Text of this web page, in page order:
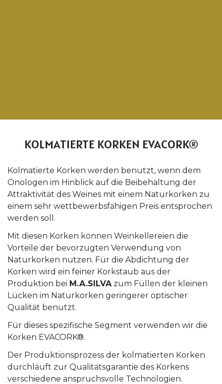
KOLMATIERTE KORKEN EVACORK®
Kolmatierte Korken werden benutzt, wenn dem
Önologen im Hinblick auf die Beibehaltung der
Attraktivität des Weines mit einem Naturkorken zu
einem sehr wettbewerbsfähigen Preis entsprochen
werden soll.
Mit diesen Korken können Weinkellereien die
Vorteile der bevorzugten Verwendung von
Naturkorken nutzen. Für die Abdichtung der
Korken wird ein feiner Korkstaub aus der
Produktion bei M.A.SILVAzum Füllen der kleinen
Lücken im Naturkorken geringerer optischer
Qualität benutzt.
Für dieses spezifische Segment verwenden wir die
Korken EVACORK®.
Der Produktionsprozess der kolmatierten Korken
durchläuft zur Qualitätsgarantie des Korkens
verschiedene anspruchsvolle Technologien.